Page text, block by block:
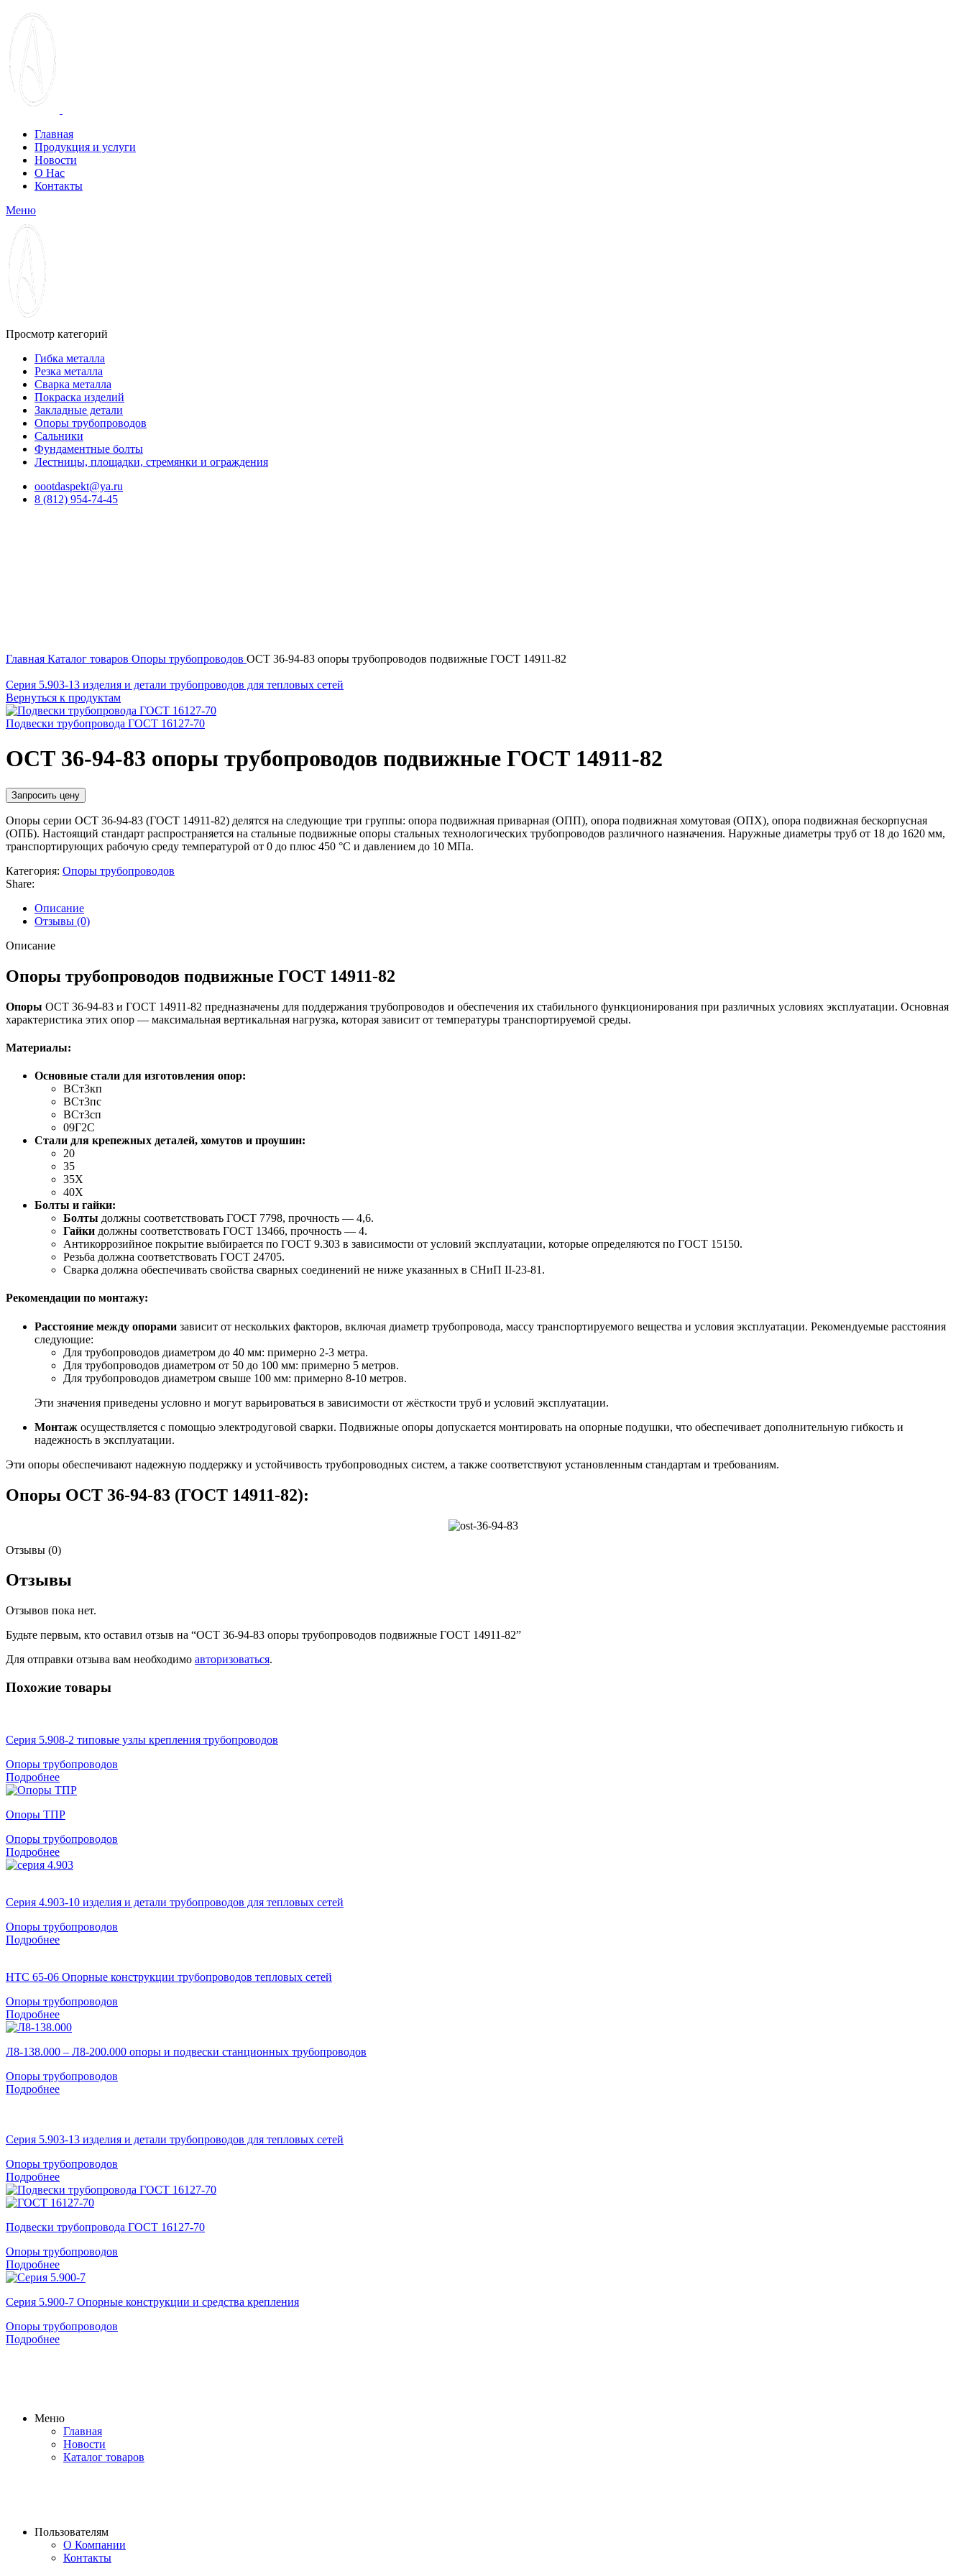
Главная
Продукция и услуги
Новости
О Нас
Контакты
Меню
Просмотр категорий
Гибка металла
Резка металла
Сварка металла
Покраска изделий
Закладные детали
Опоры трубопроводов
Сальники
Фундаментные болты
Лестницы, площадки, стремянки и ограждения
oootdaspekt@ya.ru
8 (812) 954-74-45
Главная Каталог товаров Опоры трубопроводов ОСТ 36-94-83 опоры трубопроводов подвижные ГОСТ 14911-82
Серия 5.903-13 изделия и детали трубопроводов для тепловых сетей
Вернуться к продуктам
Подвески трубопровода ГОСТ 16127-70
ОСТ 36-94-83 опоры трубопроводов подвижные ГОСТ 14911-82
Запросить цену
Опоры серии ОСТ 36-94-83 (ГОСТ 14911-82) делятся на следующие три группы: опора подвижная приварная (ОПП), опора подвижная хомутовая (ОПХ), опора подвижная бескорпусная
(ОПБ). Настоящий стандарт распространяется на стальные подвижные опоры стальных технологических трубопроводов различного назначения. Наружные диаметры труб от 18 до 1620 мм,
транспортирующих рабочую среду температурой от 0 до плюс 450 °С и давлением до 10 МПа.
Категория: Опоры трубопроводов
Share:
Описание
Отзывы (0)
Описание
Опоры трубопроводов подвижные ГОСТ 14911-82
Опоры ОСТ 36-94-83 и ГОСТ 14911-82 предназначены для поддержания трубопроводов и обеспечения их стабильного функционирования при различных условиях эксплуатации. Основная
характеристика этих опор — максимальная вертикальная нагрузка, которая зависит от температуры транспортируемой среды.
Материалы:
Основные стали для изготовления опор:
ВСт3кп
ВСт3пс
ВСт3сп
09Г2С
Стали для крепежных деталей, хомутов и проушин:
20
35
35Х
40Х
Болты и гайки:
Болты должны соответствовать ГОСТ 7798, прочность — 4,6.
Гайки должны соответствовать ГОСТ 13466, прочность — 4.
Антикоррозийное покрытие выбирается по ГОСТ 9.303 в зависимости от условий эксплуатации, которые определяются по ГОСТ 15150.
Резьба должна соответствовать ГОСТ 24705.
Сварка должна обеспечивать свойства сварных соединений не ниже указанных в СНиП II-23-81.
Рекомендации по монтажу:
Расстояние между опорами зависит от нескольких факторов, включая диаметр трубопровода, массу транспортируемого вещества и условия эксплуатации. Рекомендуемые расстояния
следующие:
Для трубопроводов диаметром до 40 мм: примерно 2-3 метра.
Для трубопроводов диаметром от 50 до 100 мм: примерно 5 метров.
Для трубопроводов диаметром свыше 100 мм: примерно 8-10 метров.
Эти значения приведены условно и могут варьироваться в зависимости от жёсткости труб и условий эксплуатации.
Монтаж осуществляется с помощью электродуговой сварки. Подвижные опоры допускается монтировать на опорные подушки, что обеспечивает дополнительную гибкость и
надежность в эксплуатации.
Эти опоры обеспечивают надежную поддержку и устойчивость трубопроводных систем, а также соответствуют установленным стандартам и требованиям.
Опоры ОСТ 36-94-83 (ГОСТ 14911-82):
Отзывы (0)
Отзывы
Отзывов пока нет.
Будьте первым, кто оставил отзыв на “ОСТ 36-94-83 опоры трубопроводов подвижные ГОСТ 14911-82”
Для отправки отзыва вам необходимо авторизоваться.
Похожие товары
Серия 5.908-2 типовые узлы крепления трубопроводов
Опоры трубопроводов
Подробнее
Опоры ТПР
Опоры трубопроводов
Подробнее
Серия 4.903-10 изделия и детали трубопроводов для тепловых сетей
Опоры трубопроводов
Подробнее
НТС 65-06 Опорные конструкции трубопроводов тепловых сетей
Опоры трубопроводов
Подробнее
Л8-138.000 – Л8-200.000 опоры и подвески станционных трубопроводов
Опоры трубопроводов
Подробнее
Серия 5.903-13 изделия и детали трубопроводов для тепловых сетей
Опоры трубопроводов
Подробнее
Подвески трубопровода ГОСТ 16127-70
Опоры трубопроводов
Подробнее
Серия 5.900-7 Опорные конструкции и средства крепления
Опоры трубопроводов
Подробнее
Меню
Главная
Новости
Каталог товаров
Пользователям
О Компании
Контакты